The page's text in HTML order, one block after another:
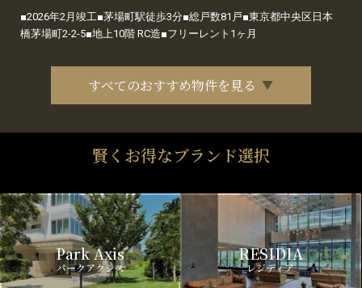
■2026年2月竣工■茅場町駅徒歩3分■総戸数81戸■東京都中央区日本
橋茅場町2-2-5■地上10階 RC造■フリーレント1ヶ月
すべてのおすすめ物件を見る
賢くお得なブランド選択
Park Axis
パークアクシス
RESIDIA
レジディア